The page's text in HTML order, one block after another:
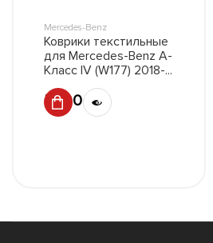
Mercedes-Benz
Коврики текстильные
для Mercedes-Benz A-
Класс IV (W177) 2018-...
5890 ₽